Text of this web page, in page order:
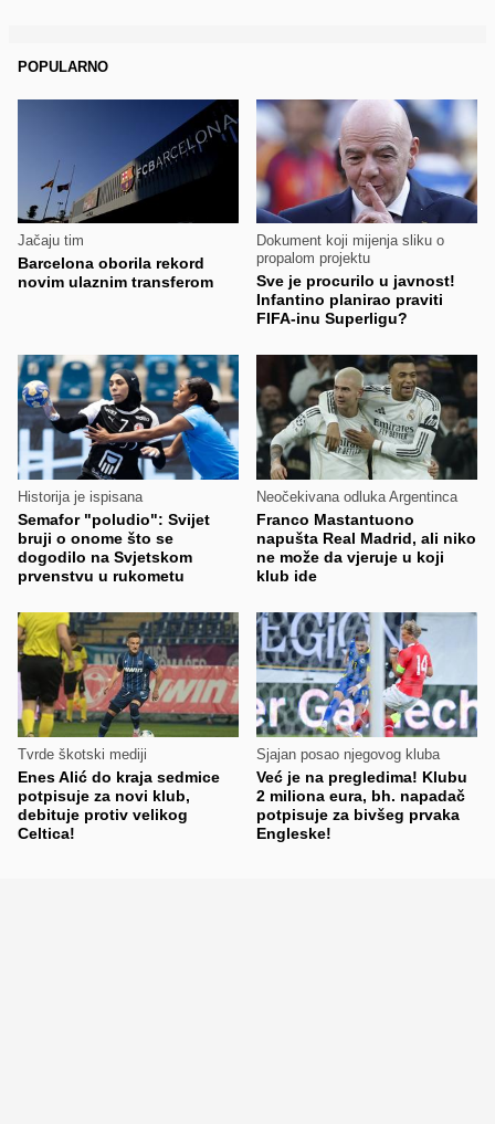
POPULARNO
Jačaju tim
Barcelona oborila rekord
novim ulaznim transferom
Dokument koji mijenja sliku o
propalom projektu
Sve je procurilo u javnost!
Infantino planirao praviti
FIFA-inu Superligu?
Historija je ispisana
Semafor "poludio": Svijet
bruji o onome što se
dogodilo na Svjetskom
prvenstvu u rukometu
Neočekivana odluka Argentinca
Franco Mastantuono
napušta Real Madrid, ali niko
ne može da vjeruje u koji
klub ide
Tvrde škotski mediji
Enes Alić do kraja sedmice
potpisuje za novi klub,
debituje protiv velikog
Celtica!
Sjajan posao njegovog kluba
Već je na pregledima! Klubu
2 miliona eura, bh. napadač
potpisuje za bivšeg prvaka
Engleske!